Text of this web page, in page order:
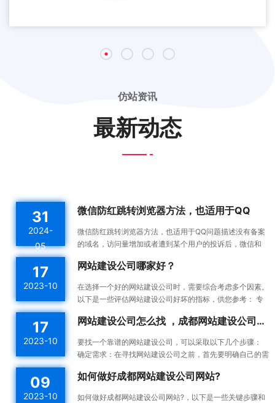
仿站资讯
最新动态
31
2024-
05
微信防红跳转浏览器方法，也适用于QQ
微信防红跳转浏览器方法，也适用于QQ问题描述没有备案
的域名，访问量增加或者遭到某个用户的投诉后，微信和
单。这...
17
2023-10
网站建设公司哪家好？
在选择一个好的网站建设公司时，需要综合考虑多个因素。
以下是一些评估网站建设公司好坏的指标，供您参考： 专
17
2023-10
网站建设公司怎么找 ，成都网站建设公司做网站靠谱吗
要找一个靠谱的网站建设公司，可以采取以下几个步骤：
确定需求：在寻找网站建设公司之前，首先要明确自己的需
09
2023-10
如何做好成都网站建设公司网站?
如何做好成都网站建设公司网站?，以下是一些关键步骤和